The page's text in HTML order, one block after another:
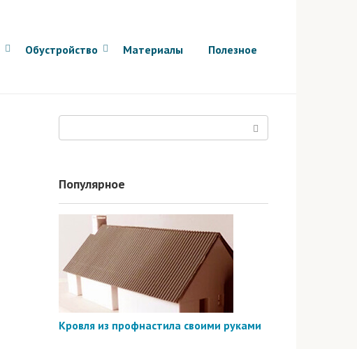
Обустройство Материалы Полезное
Популярное
Кровля из профнастила своими руками